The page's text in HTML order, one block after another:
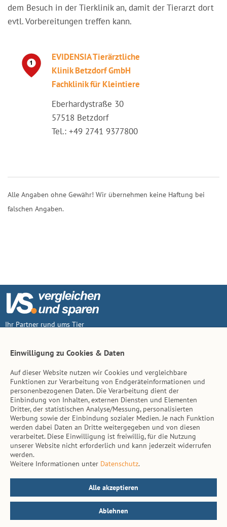
dem Besuch in der Tierklinik an, damit der Tierarzt dort
evtl. Vorbereitungen treffen kann.
EVIDENSIA Tierärztliche
Klinik Betzdorf GmbH
Fachklinik für Kleintiere
Eberhardystraße 30
57518 Betzdorf
Tel.: +49 2741 9377800
Alle Angaben ohne Gewähr! Wir übernehmen keine Haftung bei
falschen Angaben.
Ihr Partner rund ums Tier
Inhalt
Tierarzt-Suche
Hinweise
AGB
Impressum
Datenschutz
Kontakt
© vs. vergleichen-und-sparen.de 2026
Einwilligung zu Cookies & Daten
Auf dieser Website nutzen wir Cookies und vergleichbare
Funktionen zur Verarbeitung von Endgeräteinformationen und
personenbezogenen Daten. Die Verarbeitung dient der
Einbindung von Inhalten, externen Diensten und Elementen
Dritter, der statistischen Analyse/Messung, personalisierten
Werbung sowie der Einbindung sozialer Medien. Je nach Funktion
werden dabei Daten an Dritte weitergegeben und von diesen
verarbeitet. Diese Einwilligung ist freiwillig, für die Nutzung
unserer Website nicht erforderlich und kann jederzeit widerrufen
werden.
Weitere Informationen unter Datenschutz.
Alle akzeptieren
Ablehnen